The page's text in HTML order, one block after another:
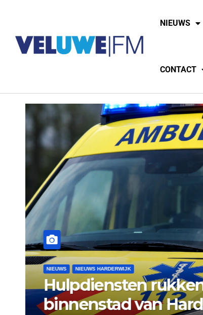
NIEUWS
CONTACT
NIEUWS NIEUWS ERMELO
Gemeente Ermelo
standplaats op